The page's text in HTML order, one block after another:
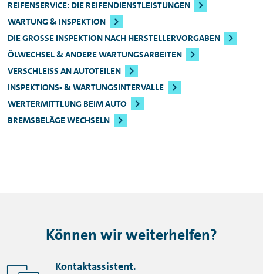
REIFENSERVICE: DIE REIFENDIENSTLEISTUNGEN
WARTUNG & INSPEKTION
DIE GROSSE INSPEKTION NACH HERSTELLERVORGABEN
ÖLWECHSEL & ANDERE WARTUNGSARBEITEN
VERSCHLEISS AN AUTOTEILEN
INSPEKTIONS- & WARTUNGSINTERVALLE
WERTERMITTLUNG BEIM AUTO
BREMSBELÄGE WECHSELN
Können wir weiterhelfen?
Kontaktassistent.